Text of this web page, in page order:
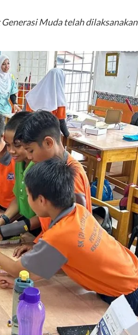
Muda telah dilaksanakan